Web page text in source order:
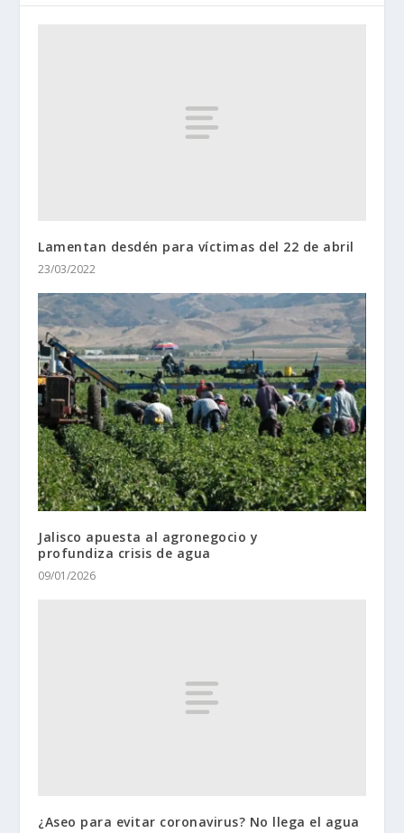
Lamentan desdén para víctimas del 22 de abril
23/03/2022
Jalisco apuesta al agronegocio y
profundiza crisis de agua
09/01/2026
¿Aseo para evitar coronavirus? No llega el agua